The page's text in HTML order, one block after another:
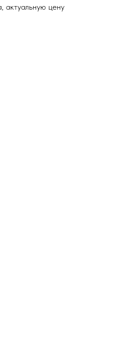
актуальную цену